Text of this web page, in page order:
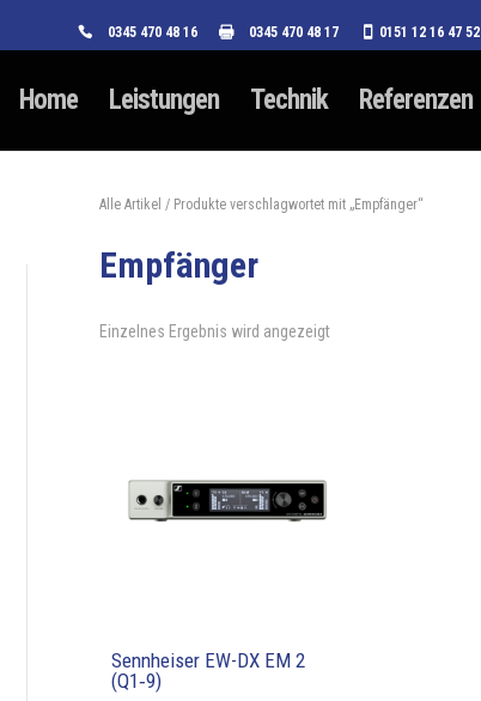
0345 470 48 16 0345 470 48 17 0151 12 16 47 52
Home Leistungen Technik Referenzen
Alle Artikel / Produkte verschlagwortet mit „Empfänger“
Empfänger
Einzelnes Ergebnis wird angezeigt
Sennheiser EW-DX EM 2
(Q1‑9)